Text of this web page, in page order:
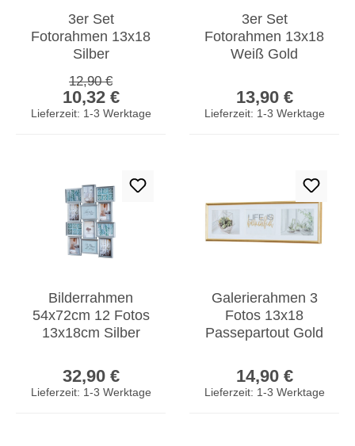
3er Set
Fotorahmen 13x18
Silber
Barock Shabby
Antik Deko Portrait
Verkaufspreis:
10,32 €
Regulärer Preis:
12,90 €
Lieferzeit: 1-3 Werktage
3er Set
Fotorahmen 13x18
Weiß Gold
Barock Shabby
Antik Deko
13,90 €
Lieferzeit: 1-3 Werktage
Bilderrahmen
54x72cm 12 Fotos
13x18cm Silber
Fotorahmen Deko
32,90 €
Lieferzeit: 1-3 Werktage
Galerierahmen 3
Fotos 13x18
Passepartout Gold
Fotorahmen
Collage
14,90 €
Lieferzeit: 1-3 Werktage